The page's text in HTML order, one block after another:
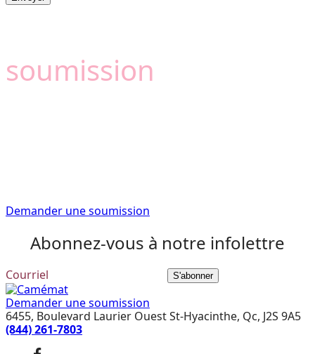
soumission
Demander une soumission
Abonnez-vous à notre infolettre
S'abonner
Demander une soumission
6455, Boulevard Laurier Ouest St-Hyacinthe, Qc, J2S 9A5
(844) 261-7803